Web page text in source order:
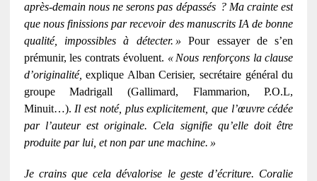
après-demain nous ne serons pas dépassés ? Ma crainte est
que nous finissions par recevoir des manuscrits IA de bonne
qualité, impossiblesà détecter. »
Pour essayer de s’en
prémunir, les contrats évoluent. « Nous renforçons la clause
d’originalité, explique Alban Cerisier, secrétaire général du
groupe Madrigall (Gallimard, Flammarion, P.O.L,
Minuit…). Il est noté, plus explicitement, que l’œuvre cédée
par l’auteur est originale. Cela signifie qu’elle doit être
produite par lui, et non par une machine. »
Je crains que cela dévalorise le geste d’écriture. Coralie